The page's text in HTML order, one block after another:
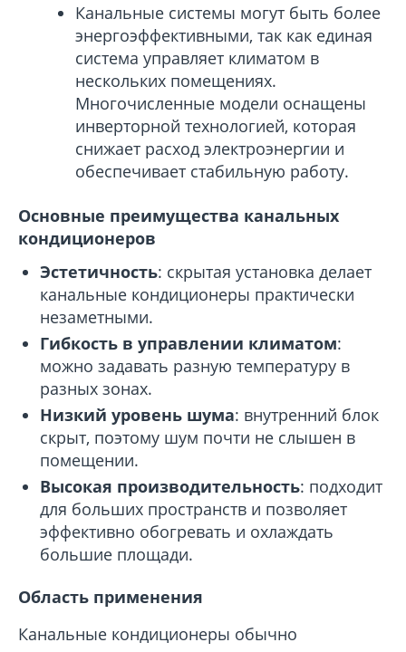
Канальные системы могут быть более
энергоэффективными, так как единая
система управляет климатом в
нескольких помещениях.
Многочисленные модели оснащены
инверторной технологией, которая
снижает расход электроэнергии и
обеспечивает стабильную работу.
Основные преимущества канальных
кондиционеров
Эстетичность: скрытая установка делает
канальные кондиционеры практически
незаметными.
Гибкость в управлении климатом:
можно задавать разную температуру в
разных зонах.
Низкий уровень шума: внутренний блок
скрыт, поэтому шум почти не слышен в
помещении.
Высокая производительность: подходит
для больших пространств и позволяет
эффективно обогревать и охлаждать
большие площади.
Область применения
Канальные кондиционеры обычно